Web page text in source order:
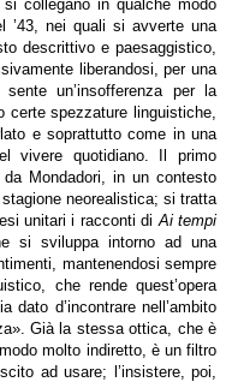
collegano in qualche modo
’43, nei quali si avverte una
descrittivo e paesaggistico,
liberandosi, per una
un’insofferenza per la
spezzature linguistiche,
e soprattutto come in una
vivere quotidiano. Il primo
da Mondadori, in un contesto
neorealistica; si tratta
unitari i racconti di Ai tempi
si sviluppa intorno ad una
mantenendosi sempre
che rende quest’opera
dato d’incontrare nell’ambito
Già la stessa ottica, che è
molto indiretto, è un filtro
ad usare; l’insistere, poi,